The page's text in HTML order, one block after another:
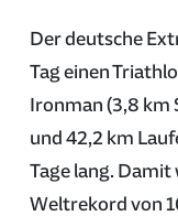
Der deutsche
Tag einen
Ironman (3,8 km
und 42,2 km
Tage lang.
Weltrekord von